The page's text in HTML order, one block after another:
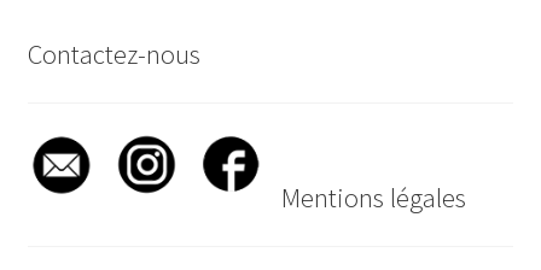
Contactez-nous
Mentions légales